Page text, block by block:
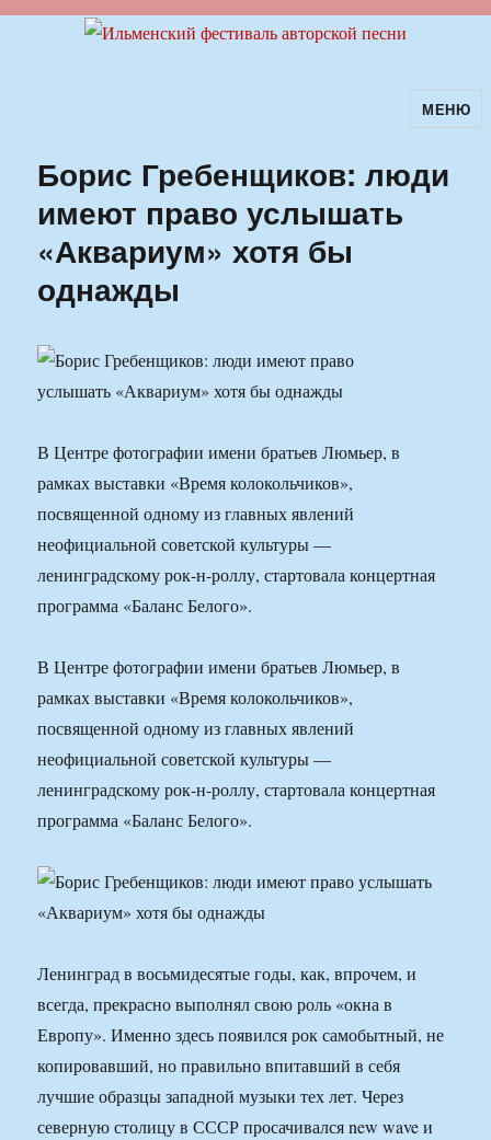
Ильменский фестиваль авторскойМЕНЮ
Борис Гребенщиков: люди
имеют право услышать
«Аквариум» хотя бы
однажды
В Центре фотографии имени братьев Люмьер, в
рамках выставки «Время колокольчиков»,
посвященной одному из главных явлений
неофициальной советской культуры —
ленинградскому рок-н-роллу, стартовала концертная
программа «Баланс Белого».
В Центре фотографии имени братьев Люмьер, в
рамках выставки «Время колокольчиков»,
посвященной одному из главных явлений
неофициальной советской культуры —
ленинградскому рок-н-роллу, стартовала концертная
программа «Баланс Белого».
Ленинград в восьмидесятые годы, как, впрочем, и
всегда, прекрасно выполнял свою роль «окна в
Европу». Именно здесь появился рок самобытный, не
копировавший, но правильно впитавший в себя
лучшие образцы западной музыки тех лет. Через
северную столицу в СССР просачивался new wave и